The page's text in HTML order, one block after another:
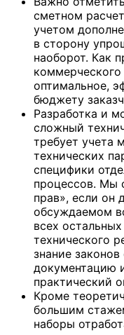
сметном
учетом
в сторону
наоборот. Как
оптимальное,
бюджету
Разработка и
сложный
требует учета
технических
специфики
процессов. Мы
прав», если он
обсуждаемом
всех
технического
знание
документацию
практический
Кроме
большим
наборы